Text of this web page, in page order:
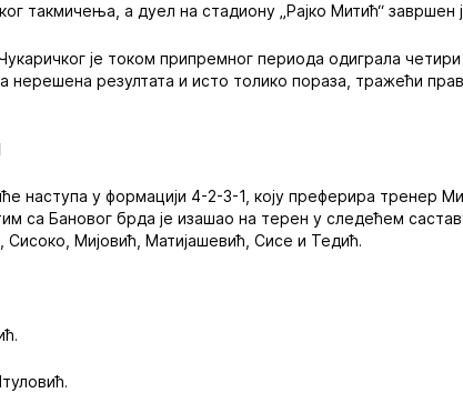
такмичења, а дуел на стадиону „Рајко Митић“ завршен
је током припремног периода одиграла
нерешена резултата и исто толико пораза, тражећи
наступа у формацији 4-2-3-1, коју преферира
са Бановог брда је изашао на терен у следећем
Мијовић, Матијашевић, Сисе и Тедић.